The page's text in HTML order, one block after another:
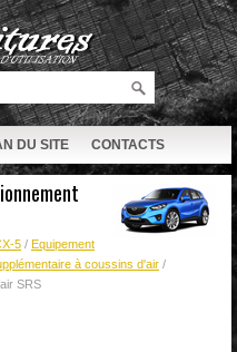
DU SITE CONTACTS
5 / Equipement
à coussins d'air /
SRS